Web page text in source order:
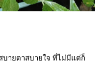
บายตาสบายใจ ที่ไม่มีแต่ก็